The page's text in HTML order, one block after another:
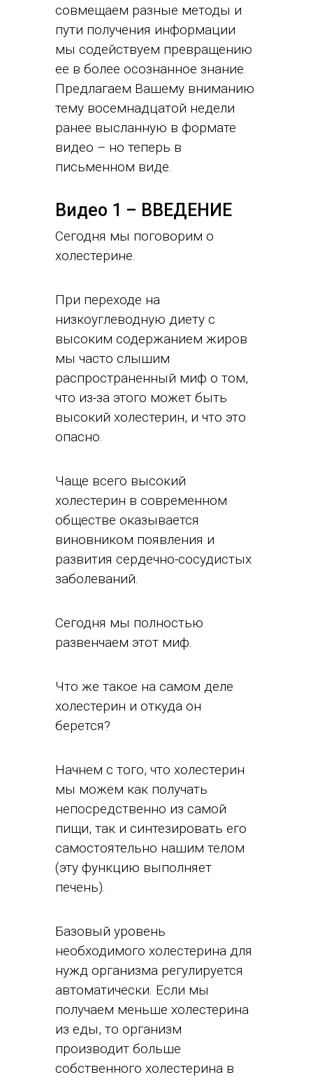
совмещаем разные методы и
пути получения информации
мы содействуем превращению
ее в более осознанное знание.
Предлагаем Вашему вниманию
тему восемнадцатой недели
ранее высланную в формате
видео – но теперь в
письменном виде.
Видео 1 – ВВЕДЕНИЕ
Сегодня мы поговорим о
холестерине.
При переходе на
низкоуглеводную диету с
высоким содержанием жиров
мы часто слышим
распространенный миф о том,
что из-за этого может быть
высокий холестерин, и что это
опасно.
Чаще всего высокий
холестерин в современном
обществе оказывается
виновником появления и
развития сердечно-сосудистых
заболеваний.
Сегодня мы полностью
развенчаем этот миф.
Что же такое на самом деле
холестерин и откуда он
берется?
Начнем с того, что холестерин
мы можем как получать
непосредственно из самой
пищи, так и синтезировать его
самостоятельно нашим телом
(эту функцию выполняет
печень).
Базовый уровень
необходимого холестерина для
нужд организма регулируется
автоматически. Если мы
получаем меньше холестерина
из еды, то организм
производит больше
собственного холестерина в